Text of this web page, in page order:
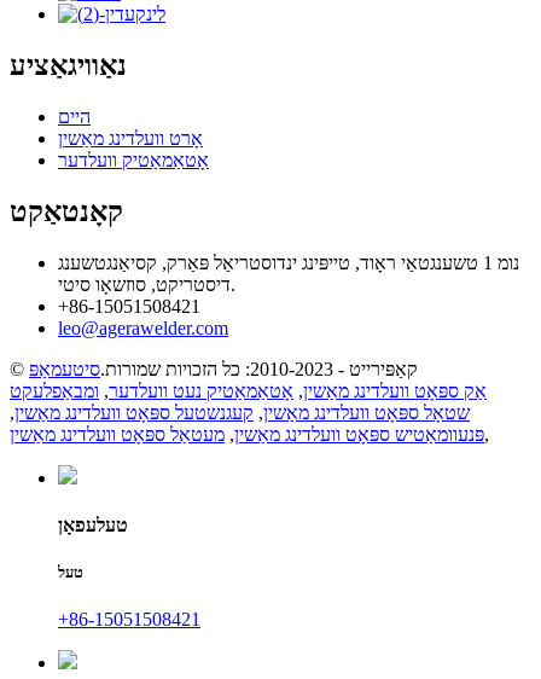
נאַוויגאַציע
היים
אָרט וועלדינג מאַשין
אָטאַמאַטיק וועלדער
קאָנטאַקט
נומ 1 טשענגטאַי ראָוד, טייפּינג ינדוסטריאַל פּאַרק, קסיאַנגטשענג
דיסטריקט, סוזשאָו סיטי.
+86-15051508421
leo@agerawelder.com
© קאַפּירייט - 2010-2023: כל הזכויות שמורות.
סיטעמאַפּ
אַק ספּאָט וועלדינג מאַשין, אָטאַמאַטיק נעט וועלדער, ומבאַפלעקט
שטאָל ספּאָט וועלדינג מאַשין, קעגנשטעל ספּאָט וועלדינג מאַשין,
פּנעוומאַטיש ספּאָט וועלדינג מאַשין, מעטאַל ספּאָט וועלדינג מאַשין ,
טעלעפאָן
טעל
+86-15051508421